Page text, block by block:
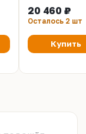
2552ci, 3252ci
20 460 ₽
Осталось 2 шт
Купить